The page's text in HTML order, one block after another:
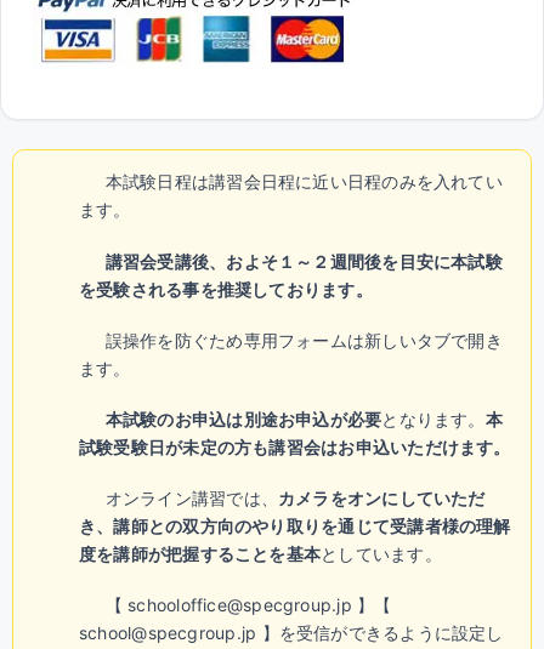
本試験日程は講習会日程に近い日程のみを入れてい
ます。
講習会受講後、およそ１～２週間後を目安に本試験
を受験される事を推奨しております。
誤操作を防ぐため専用フォームは新しいタブで開き
ます。
本試験のお申込は別途お申込が必要となります。 本
試験受験日が未定の方も講習会はお申込いただけます。
オンライン講習では、 カメラをオンにしていただ
き、講師との双方向のやり取りを通じて受講者様の理解
度を講師が把握することを基本としています。
【 schooloffice@specgroup.jp 】【
school@specgroup.jp 】を受信ができるように設定し